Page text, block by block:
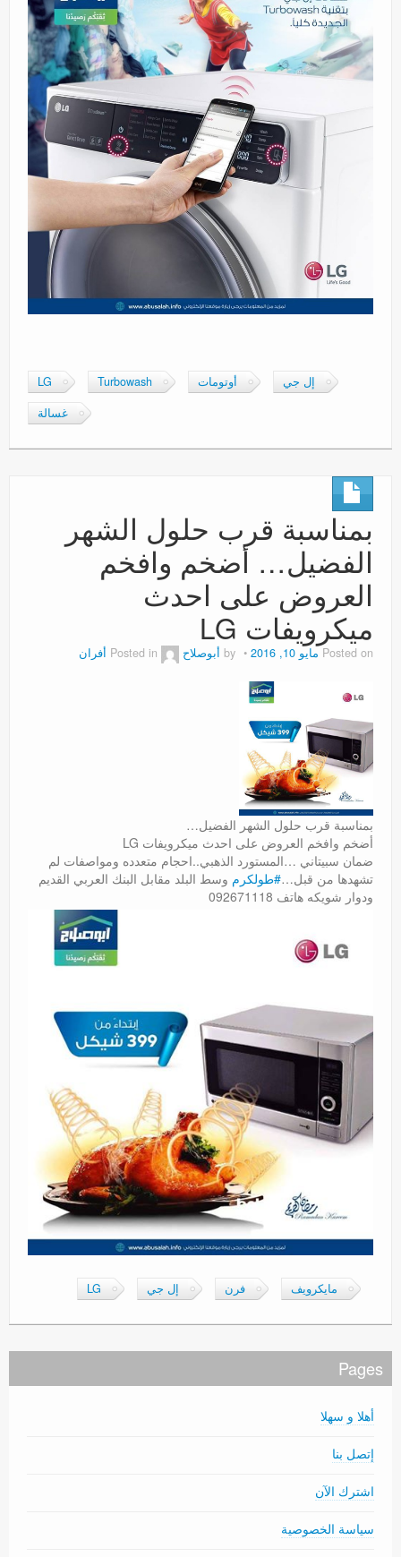
LG Turbowash أوتومات
إل جي
غسالة
بمناسبة قرب حلول الشهر
الفضيل… أضخم وافخم
العروض على احدث
ميكرويفات LG
Posted on مايو 10, 2016 أبوصلاح Posted in أفران
بمناسبة قرب حلول الشهر الفضيل…
أضخم وافخم العروض على احدث ميكرويفات LG
ضمان سبيتاني …المستورد الذهبي..احجام متعدده ومواصفات لم
تشهدها من قبل…#طولكرم وسط البلد مقابل البنك العربي القديم
ودوار شويكه هاتف 092671118
LG إل جي فرن مايكرويف
Pages
أهلا و سهلا
إتصل بنا
اشترك الآن
سياسة الخصوصية